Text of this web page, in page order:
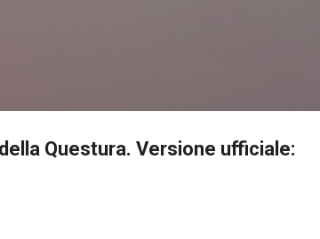
Questura. Versione ufficiale: